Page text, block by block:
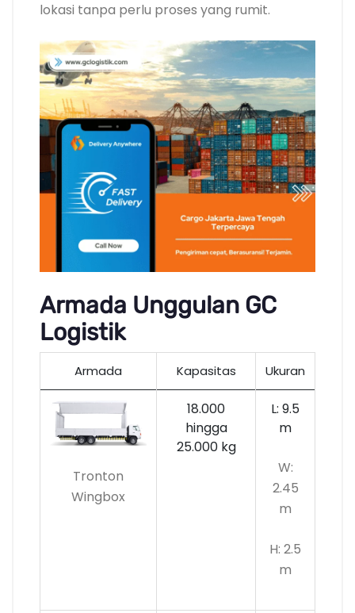
lokasi tanpa perlu proses yang rumit.
Armada Unggulan GC
Logistik
Armada Kapasitas Ukuran
Tronton
Wingbox
18.000
hingga
25.000 kg
L: 9.5
m
W:
2.45
m
H: 2.5
m